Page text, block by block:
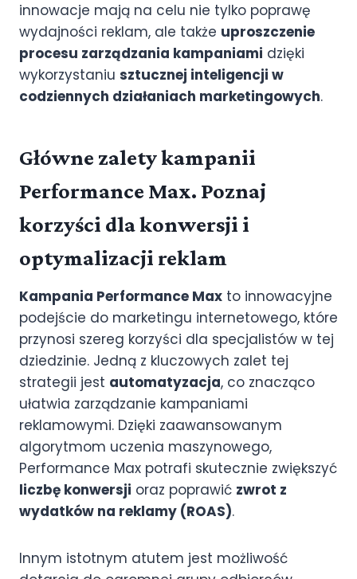
innowacje mają na celu nie tylko poprawę
wydajności reklam, ale także uproszczenie
procesu zarządzania kampaniami dzięki
wykorzystaniu sztucznej inteligencji w
codziennych działaniach marketingowych.
Główne zalety kampanii
Performance Max. Poznaj
korzyści dla konwersji i
optymalizacji reklam
Kampania Performance Max to innowacyjne
podejście do marketingu internetowego, które
przynosi szereg korzyści dla specjalistów w tej
dziedzinie. Jedną z kluczowych zalet tej
strategii jest automatyzacja, co znacząco
ułatwia zarządzanie kampaniami
reklamowymi. Dzięki zaawansowanym
algorytmom uczenia maszynowego,
Performance Max potrafi skutecznie zwiększyć
liczbę konwersji oraz poprawić zwrot z
wydatków na reklamy (ROAS).
Innym istotnym atutem jest możliwość